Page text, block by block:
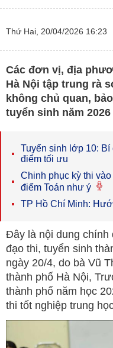
Thứ Hai, 20/04/2026 16:23
Các đơn vị, địa
Hà Nội tập trung rà
không chủ quan,
tuyển sinh năm
Tuyển sinh lớp 10: Bí
điểm tối ưu
Chinh phục kỳ thi
điểm Toán như ý
TP Hồ Chí Minh:
Đây là nội dung chính
đạo thi, tuyển sinh
ngày 20/4, do bà Vũ
thành phố Hà Nội,
thành phố năm học
thi tốt nghiệp trung